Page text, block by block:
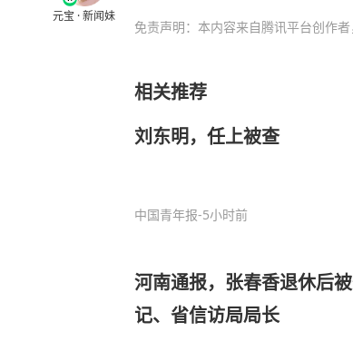
元宝 · 新闻妹
免责声明：本内容来自腾讯平台创作
相关推荐
刘东明，任上被查
中国青年报-5小时前
河南通报，张春香退休后
记、省信访局局长